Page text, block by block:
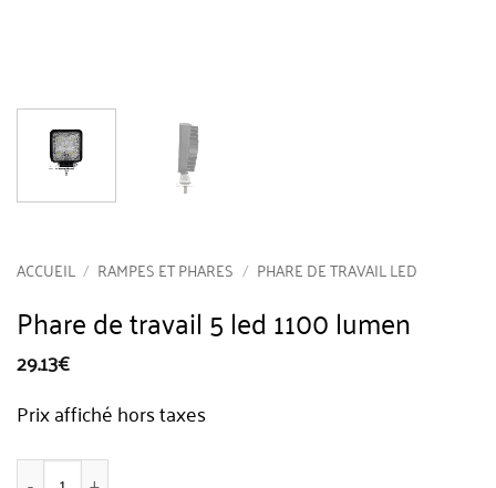
ACCUEIL / RAMPES ET PHARES / PHARE DE TRAVAIL LED
Phare de travail 5 led 1100 lumen
29.13€
Prix affiché hors taxes
quantité de Phare de travail 5 led 1100 lumen